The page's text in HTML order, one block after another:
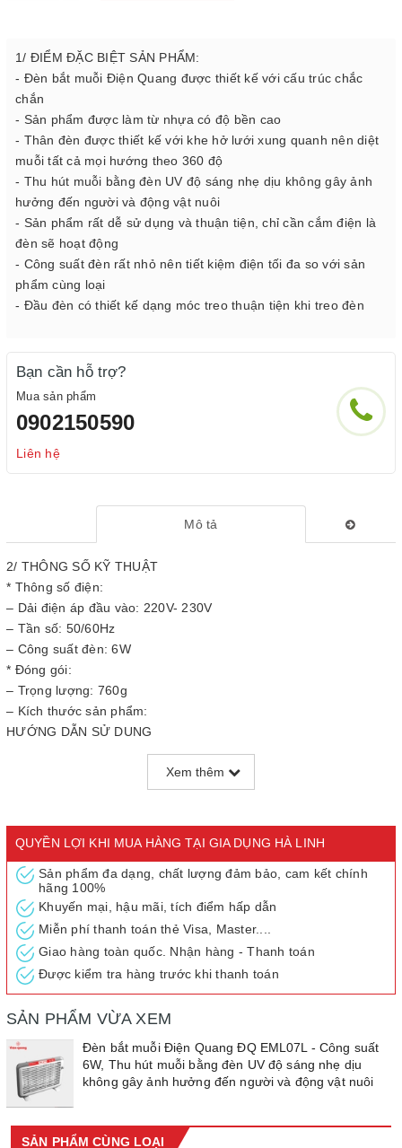
1/ ĐIỂM ĐẶC BIỆT SẢN PHẨM:
- Đèn bắt muỗi Điện Quang được thiết kế với cấu trúc chắc
chắn
- Sản phẩm được làm từ nhựa có độ bền cao
- Thân đèn được thiết kế với khe hở lưới xung quanh nên diệt
muỗi tất cả mọi hướng theo 360 độ
- Thu hút muỗi bằng đèn UV độ sáng nhẹ dịu không gây ảnh
hưởng đến người và động vật nuôi
- Sản phẩm rất dễ sử dụng và thuận tiện, chỉ cần cắm điện là
đèn sẽ hoạt động
- Công suất đèn rất nhỏ nên tiết kiệm điện tối đa so với sản
phẩm cùng loại
- Đầu đèn có thiết kế dạng móc treo thuận tiện khi treo đèn
Bạn cần hỗ trợ?
Mua sản phẩm
0902150590
Liên hệ
Mô tả
2/ THÔNG SỐ KỸ THUẬT
* Thông số điện:
– Dải điện áp đầu vào: 220V- 230V
– Tần số: 50/60Hz
– Công suất đèn: 6W
* Đóng gói:
– Trọng lượng: 760g
– Kích thước sản phẩm:
HƯỚNG DẪN SỬ DỤNG
Đặt đèn ở độ cao 1,5m – 2m so với mặt sàn nhà vì đây là độ cao
muỗi và côn trùng hoạt động. Độ cao này cũng giúp ánh sáng tia
cực tím từ đèn có thể tỏa ra khắp phòng
khác bởi nó sẽ làm giảm sự thu hút muỗi và côn trùng từ thiết bị
sinh, buồng tắm, bếp… Phạm vi sử dụng hiệu quả nhất của đèn
bắt muỗi là khoảng 20m2
Đối với đèn bắt muỗi dùng ánh sáng đèn để diệt muỗi, nên sử
dụng thiết bị trong tối thiểu 3 giờ đồng hồ để muỗi bị khô và chết
Rút phích điện, tắt công tắc thiết bị để đảm bảo an toàn trước khi
vệ sinh máy và các tấm lưới lọc
Xem thêm
QUYỀN LỢI KHI MUA HÀNG TẠI GIA DỤNG HÀ LINH
Sản phẩm đa dạng, chất lượng đảm bảo, cam kết chính
hãng 100%
Khuyến mại, hậu mãi, tích điểm hấp dẫn
Miễn phí thanh toán thẻ Visa, Master....
Giao hàng toàn quốc. Nhận hàng - Thanh toán
Được kiểm tra hàng trước khi thanh toán
SẢN PHẨM VỪA XEM
Đèn bắt muỗi Điện Quang ĐQ EML07L - Công suất
6W, Thu hút muỗi bằng đèn UV độ sáng nhẹ dịu
không gây ảnh hưởng đến người và động vật nuôi
SẢN PHẨM CÙNG LOẠI